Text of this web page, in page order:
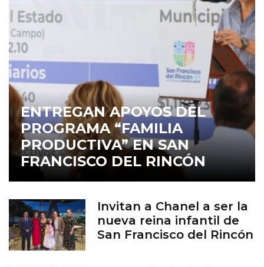
ENTREGAN APOYOS DEL
PROGRAMA “FAMILIA
PRODUCTIVA” EN SAN
FRANCISCO DEL RINCÓN
Invitan a Chanel a ser la
nueva reina infantil de
San Francisco del Rincón